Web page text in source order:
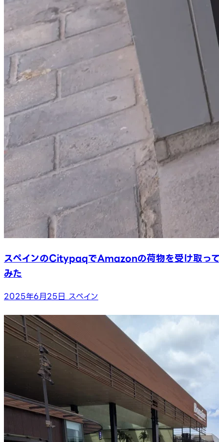
スペインのCitypaqでAmazonの荷物を受け取っ
みた
2025年6月25日 スペイン